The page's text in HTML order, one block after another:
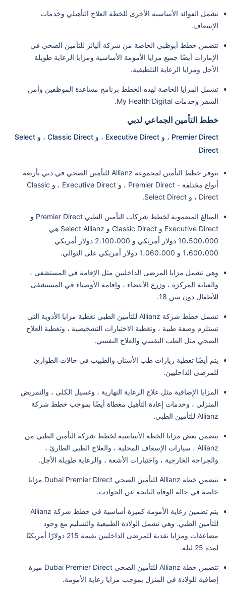
تشمل الفوائد الأساسية الأخرى للخطة العلاج التأهيلي وخدمات
الإسعاف.
تتضمن خطط أبوظبي الخاصة من شركة أليانز للتأمين الصحي في
الإمارات أيضًا جميع مزايا الأمومة الأساسية ومزايا الرعاية طويلة
الأجل ومزايا الرعاية التلطيفية.
تشمل المزايا الخاصة لهذه الخطط برنامج مساعدة الموظفين وأمن
السفر وخدمات My Health Digital.
خطط التأمين الجماعي لدبي
Premier Direct ، و Executive Direct ، و Classic Direct ، و Select
Direct
تتوفر خطط التأمين لمجموعة Allianz للتأمين الصحي في دبي بأربعة
أنواع مختلفة - Premier Direct ، و Executive Direct ، و Classic
Direct ، و Select Direct.
المبالغ المضمونة لخطط شركات التأمين الطبي Premier Direct و
Executive Direct و Classic Direct و Select Allianz هي
10،500،000 دولار أمريكي و 2،100،000 دولار أمريكي
1،600،000 و 1،060،000 دولار أمريكي على التوالي.
وهي تشمل مزايا المرضى الداخليين مثل الإقامة في المستشفى ،
والعناية المركزة ، وزرع الأعضاء ، وإقامة الأوصياء في المستشفى
للأطفال دون سن 18.
تشمل خطط شركة Allianz للتأمين الطبي تغطية مزايا الأدوية التي
تستلزم وصفة طبية ، وتغطية الاختبارات التشخيصية ، وتغطية العلاج
الصحي مثل الطب النفسي والعلاج النفسي.
يتم أيضًا تغطية زيارات طب الأسنان والطبيب في حالات الطوارئ
للمرضى الداخليين.
المزايا الإضافية مثل علاج الرعاية النهارية ، وغسيل الكلى ، والتمريض
المنزلي ، وخدمات إعادة التأهيل مغطاة أيضًا بموجب خطط شركة
Allianz للتأمين الطبي.
تتضمن بعض مزايا الخطة الأساسية لخطط شركة التأمين الطبي من
Allianz ، سيارات الإسعاف المحلية ، والعلاج الطبي الطارئ ،
والجراحة الخارجية ، واختبارات الأشعة ، والرعاية طويلة الأجل.
تتضمن خطة Allianz للتأمين الصحي Dubai Premier Direct مزايا
خاصة في حالة الوفاة الناتجة عن الحوادث.
يتم تضمين رعاية الأمومة كميزة أساسية في خطط شركة Allianz
للتأمين الطبي. وهي تشمل الولادة الطبيعية والتسليم مع وجود
مضاعفات ومزايا نقدية للمرضى الداخليين بقيمة 215 دولارًا أمريكيًا
لمدة 25 ليلة.
تتضمن خطة Allianz للتأمين الصحي Dubai Premier Direct ميزة
إضافية للولادة في المنزل بموجب مزايا رعاية الأمومة.